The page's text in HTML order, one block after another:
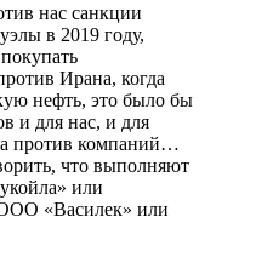
нас санкции
в 2019 году,
Ирана, когда
нефть, это было бы
и для нас, и для
против компаний…
что выполняют
или
«Василек» или